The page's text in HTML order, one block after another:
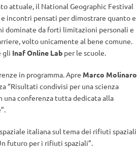
attuale, il National Geographic Festival
incontri pensati per dimostrare quanto e
dominate da forti limitazioni personali e
volto unicamente al bene comune.
gli Inaf Online Lab per le scuole.
in programma. Apre Marco Molinaro
“Risultati condivisi per una scienza
una conferenza tutta dedicata alla
italiana sul tema dei rifiuti spaziali
futuro per i rifiuti spaziali”.